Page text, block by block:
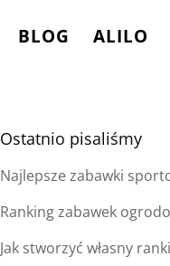
BLOG ALILO
Ostatnio pisaliśmy
Najlepsze zabawki
Ranking zabawek
Jak stworzyć własny